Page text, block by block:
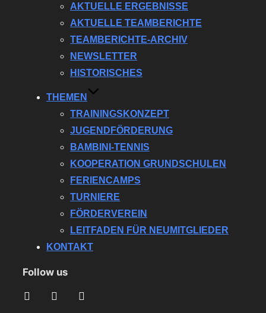
AKTUELLE ERGEBNISSE
AKTUELLE TEAMBERICHTE
TEAMBERICHTE-ARCHIV
NEWSLETTER
HISTORISCHES
THEMEN
TRAININGSKONZEPT
JUGENDFÖRDERUNG
BAMBINI-TENNIS
KOOPERATION GRUNDSCHULEN
FERIENCAMPS
TURNIERE
FÖRDERVEREIN
LEITFADEN FÜR NEUMITGLIEDER
KONTAKT
Follow us
newspaper-facebookinstagram